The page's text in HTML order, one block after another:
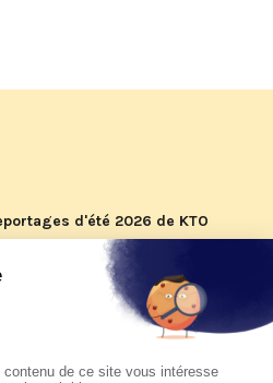
d'été 2026 de KTO
pastorale du pape Léon
Assise à suivre sur KTO le